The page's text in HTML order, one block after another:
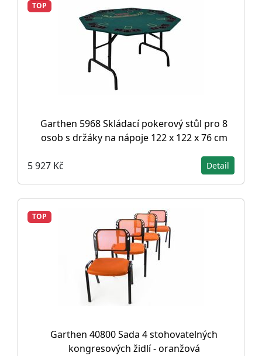
TOP
Garthen 5968 Skládací pokerový stůl pro 8
osob s držáky na nápoje 122 x 122 x 76 cm
5 927 Kč Detail
TOP
Garthen 40800 Sada 4 stohovatelných
kongresových židlí - oranžová